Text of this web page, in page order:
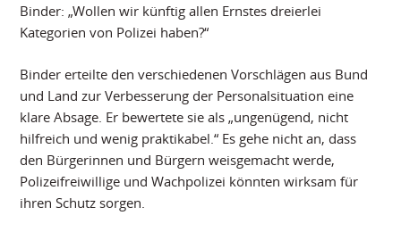
Binder: „Wollen wir künftig allen Ernstes dreierlei
Kategorien von Polizei haben?“
Binder erteilte den verschiedenen Vorschlägen aus Bund
und Land zur Verbesserung der Personalsituation eine
klare Absage. Er bewertete sie als „ungenügend, nicht
hilfreich und wenig praktikabel.“ Es gehe nicht an, dass
den Bürgerinnen und Bürgern weisgemacht werde,
Polizeifreiwillige und Wachpolizei könnten wirksam für
ihren Schutz sorgen.